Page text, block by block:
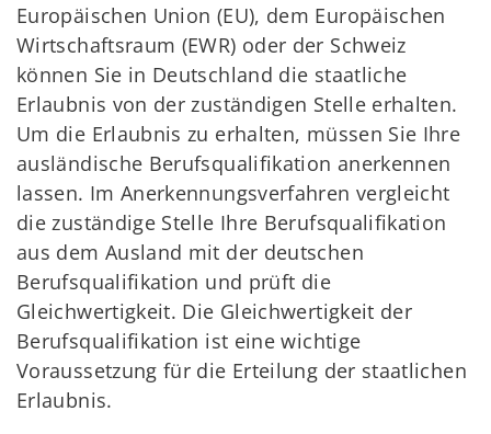
Europäischen Union (EU), dem Europäischen
Wirtschaftsraum (EWR) oder der Schweiz
können Sie in Deutschland die staatliche
Erlaubnis von der zuständigen Stelle erhalten.
Um die Erlaubnis zu erhalten, müssen Sie Ihre
ausländische Berufsqualifikation anerkennen
lassen. Im Anerkennungsverfahren vergleicht
die zuständige Stelle Ihre Berufsqualifikation
aus dem Ausland mit der deutschen
Berufsqualifikation und prüft die
Gleichwertigkeit. Die Gleichwertigkeit der
Berufsqualifikation ist eine wichtige
Voraussetzung für die Erteilung der staatlichen
Erlaubnis.